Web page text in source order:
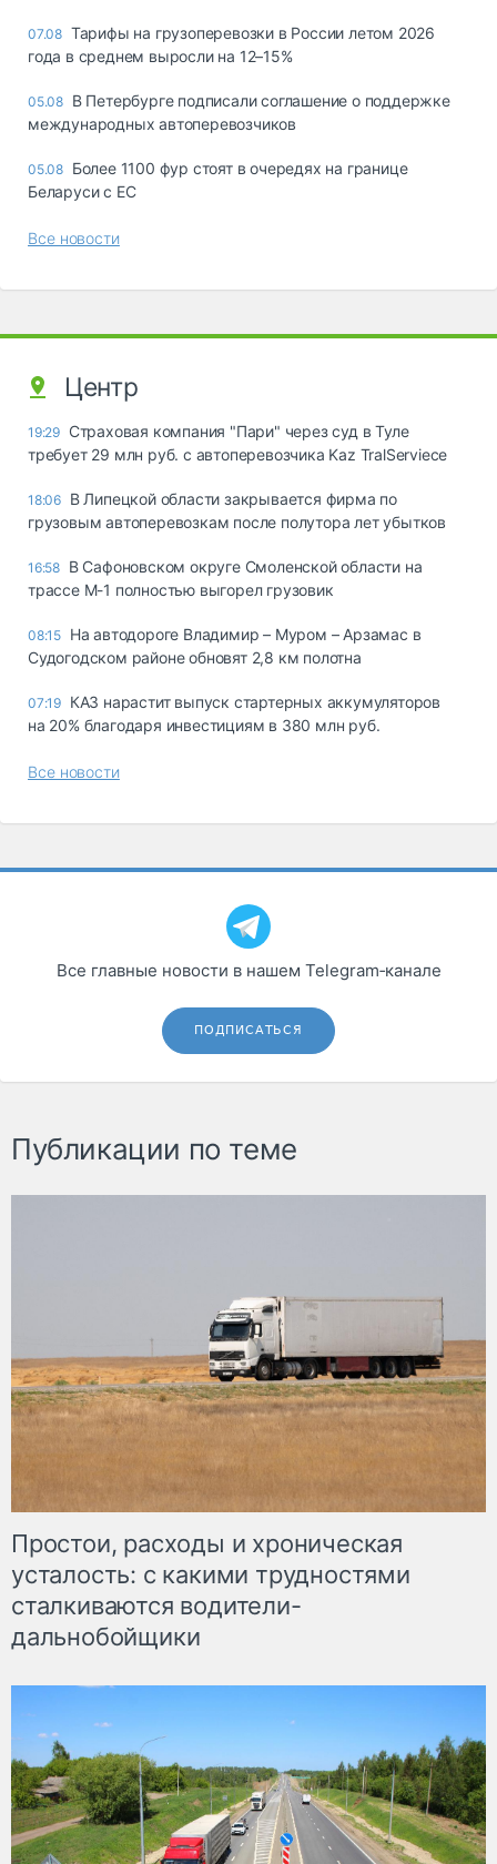
07.08 Тарифы на грузоперевозки в России летом 2026
года в среднем выросли на 12–15%
05.08 В Петербурге подписали соглашение о поддержке
международных автоперевозчиков
05.08 Более 1100 фур стоят в очередях на границе
Беларуси с ЕС
Все новости
Центр
19:29 Страховая компания "Пари" через суд в Туле
требует 29 млн руб. с автоперевозчика Kaz TralServiece
18:06 В Липецкой области закрывается фирма по
грузовым автоперевозкам после полутора лет убытков
16:58 В Сафоновском округе Смоленской области на
трассе М-1 полностью выгорел грузовик
08:15 На автодороге Владимир – Муром – Арзамас в
Судогодском районе обновят 2,8 км полотна
07:19 КАЗ нарастит выпуск стартерных аккумуляторов
на 20% благодаря инвестициям в 380 млн руб.
Все новости
Все главные новости в нашем Telegram‑канале
ПОДПИСАТЬСЯ
Публикации по теме
Простои, расходы и хроническая
усталость: с какими трудностями
сталкиваются водители-
дальнобойщики